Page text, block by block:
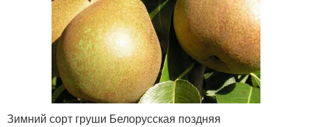
Зимний сорт груши Белорусская поздняя